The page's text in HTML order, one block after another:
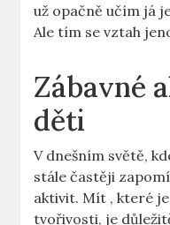
už opačně učím‌ já
Ale tím⁢ se‌ vztah
Zábavné
děti
V dnešním světě,
stále častěji
aktivit. Mít⁤ , které
tvořivosti, je⁢